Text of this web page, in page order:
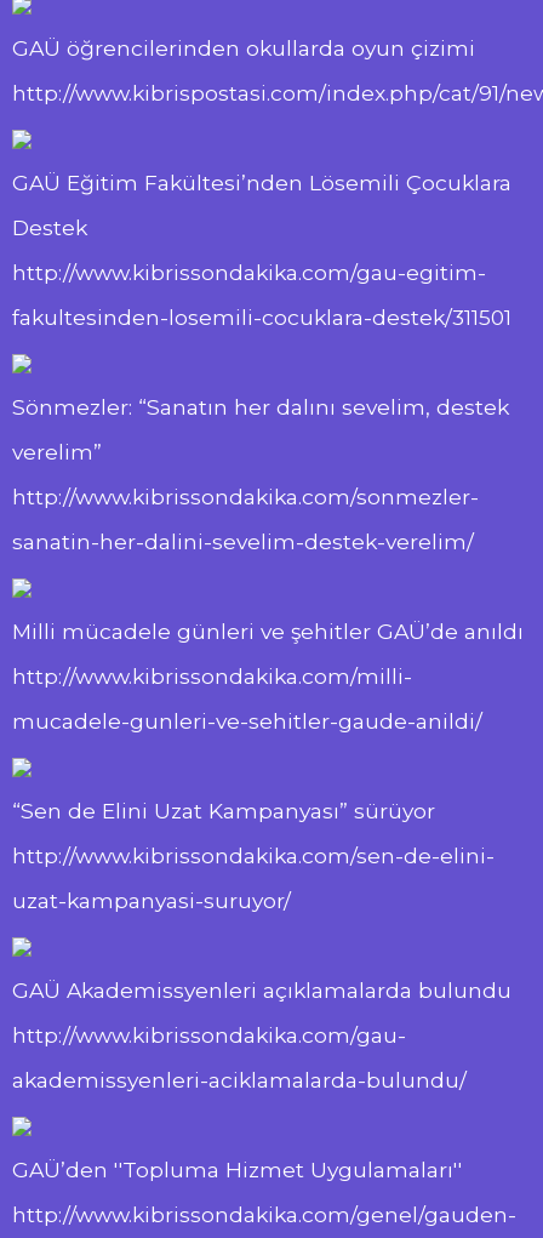
GAÜ öğrencilerinden okullarda oyun çizimi
http://www.kibrispostasi.com/index.php/cat/91/
GAÜ Eğitim Fakültesi’nden Lösemili Çocuklara
Destek
http://www.kibrissondakika.com/gau-egitim-
fakultesinden-losemili-cocuklara-destek/311501
Sönmezler: “Sanatın her dalını sevelim, destek
verelim”
http://www.kibrissondakika.com/sonmezler-
sanatin-her-dalini-sevelim-destek-verelim/
Milli mücadele günleri ve şehitler GAÜ’de anıldı
http://www.kibrissondakika.com/milli-
mucadele-gunleri-ve-sehitler-gaude-anildi/
“Sen de Elini Uzat Kampanyası” sürüyor
http://www.kibrissondakika.com/sen-de-elini-
uzat-kampanyasi-suruyor/
GAÜ Akademissyenleri açıklamalarda bulundu
http://www.kibrissondakika.com/gau-
akademissyenleri-aciklamalarda-bulundu/
GAÜ’den ''Topluma Hizmet Uygulamaları''
http://www.kibrissondakika.com/genel/gauden-